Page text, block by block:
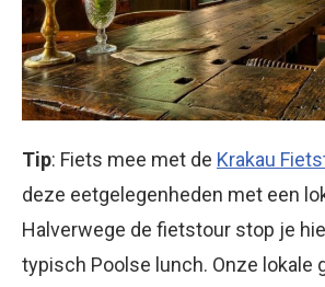
Tip: Fiets mee met de Krakau
deze eetgelegenheden met een
Halverwege de fietstour stop je
typisch Poolse lunch. Onze lokale